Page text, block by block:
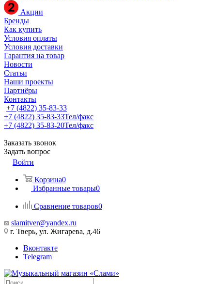
Акции
Бренды
Как купить
Условия оплаты
Условия доставки
Гарантия на товар
Новости
Статьи
Наши проекты
Партнёры
Контакты
+7 (4822) 35-83-33
+7 (4822) 35-83-33Тел/факс
+7 (4822) 35-83-20Тел/факс
Заказать звонок
Задать вопрос
Войти
Корзина0
Избранные товары0
Сравнение товаров0
slamitver@yandex.ru
г. Тверь, ул. Жигарева, д.46
Вконтакте
Telegram